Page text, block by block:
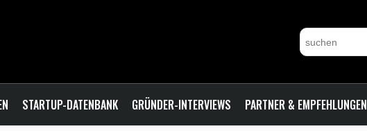
STARTUP-DATENBANK GRÜNDER-INTERVIEWS PARTNER & EMPFEHLUNGEN